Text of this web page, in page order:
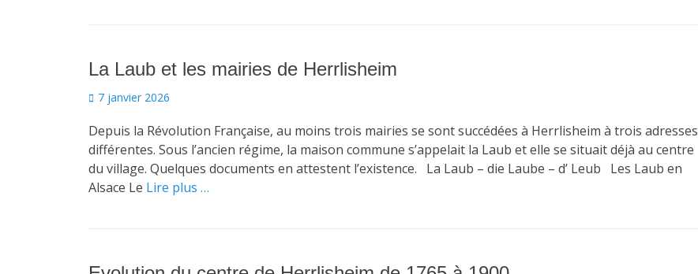
La Laub et les mairies de Herrlisheim
Posted
7 janvier 2026
Depuis la Révolution Française, au moins trois mairies se sont succédées à Herrlisheim à trois adresses
différentes. Sous l’ancien régime, la maison commune s’appelait la Laub et elle se situait déjà au centre
du village. Quelques documents en attestent l’existence. La Laub – die Laube – d’ Leub Les Laub en
Alsace Le Lire plus …